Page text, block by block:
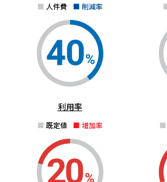
人件費 削減率
利用率
既定値 増加率